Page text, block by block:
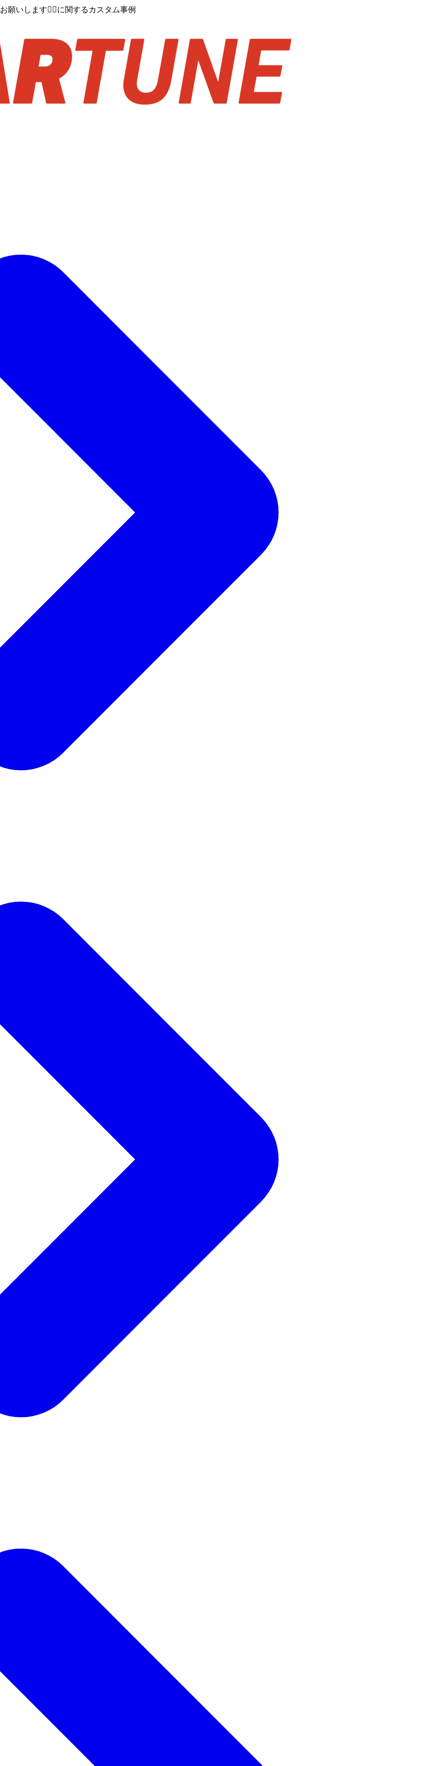
願いします🙇‍♂️に関するカスタム事例